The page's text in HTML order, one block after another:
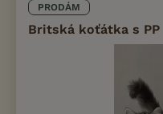
PRODÁM
Britská koťátka s PP